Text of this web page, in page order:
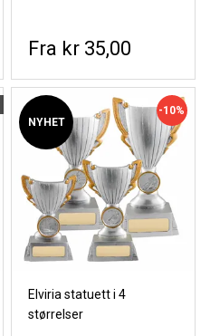
kr 35,00
NYHET
Elviria statuett i 4
størrelser
-10%